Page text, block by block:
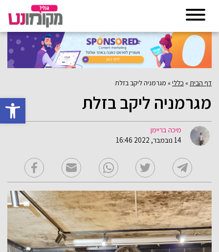
פתח
דף הבית » כללי» מגרמניה ליקב בזלת
מגרמניה ליקב בזלת
מיכה בריימן
14 נובמבר, 2022 16:46